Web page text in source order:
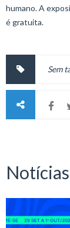
humano. A
é gratuita.
Sem